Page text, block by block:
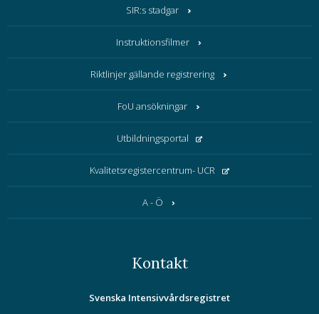
SIR:s stadgar
Instruktionsfilmer
Riktlinjer gällande registrering
FoU ansökningar
Utbildningsportal
Kvalitetsregistercentrum- UCR
A - Ö
Kontakt
Svenska Intensivvårdsregistret